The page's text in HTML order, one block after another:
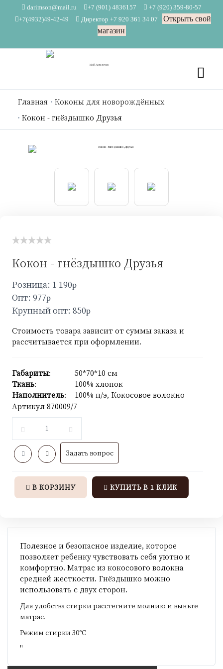
darimson@mail.ru +7 (901) 4836157
+7 (920) 359-80-57
+7(4932)49-42-49
Директор +7 920 361 34 07
Открыть свой
магазин
Главная
Коконы для новорождённых
Кокон - гнёздышко Друзья
Кокон - гнёздышко Друзья
Розница: 1 190p
Опт: 977p
Крупный опт: 850p
Стоимость товара зависит от суммы заказа и
рассчитывается при оформлении.
Габариты:
50*70*10 см
Ткань:
100% хлопок
Наполнитель:
100% п/э, Кокосовое волокно
Артикул 870009/7
Задать вопрос
В КОРЗИНУ КУПИТЬ В 1 КЛИК
Полезное и безопасное изделие, которое
позволяет ребенку чувствовать себя уютно и
комфортно. Матрас из кокосового волокна
средней жесткости. Гнёздышко можно
использовать с двух сторон.
Для удобства стирки расстегните молнию и выньте
матрас.
Режим стирки 30°C
"